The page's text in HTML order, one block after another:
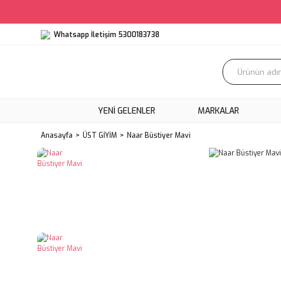
Whatsapp İletişim 5300183738
YENI GELENLER MARKALAR
Anasayfa ÜST GİYİM Naar Büstiyer Mavi